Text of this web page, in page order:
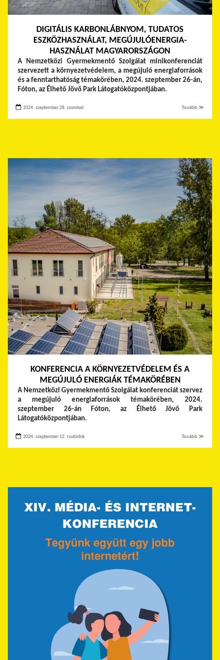
DIGITÁLIS KARBONLÁBNYOM, TUDATOS
ESZKÖZHASZNÁLAT, MEGÚJULÓENERGIA-
HASZNÁLAT MAGYARORSZÁGON
A Nemzetközi Gyermekmentő Szolgálat minikonferenciát
szervezett a környezetvédelem, a megújuló energiaforrások
és a fenntarthatóság témakörében, 2024. szeptember 26-án,
Fóton, az Élhető Jövő Park Látogatóközpontjában.
2024. szeptember 28. szombat Tovább ≫
KONFERENCIA A KÖRNYEZETVÉDELEM ÉS A
MEGÚJULÓ ENERGIÁK TÉMAKÖRÉBEN
A Nemzetközi Gyermekmentő Szolgálat konferenciát szervez
a megújuló energiaforrások témakörében, 2024.
szeptember 26-án Fóton, az Élhető Jövő Park
Látogatóközpontjában.
2024. szeptember 12. csütörtök Tovább ≫